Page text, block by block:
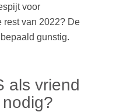
voor
rest van 2022? De
gunstig.
als vriend